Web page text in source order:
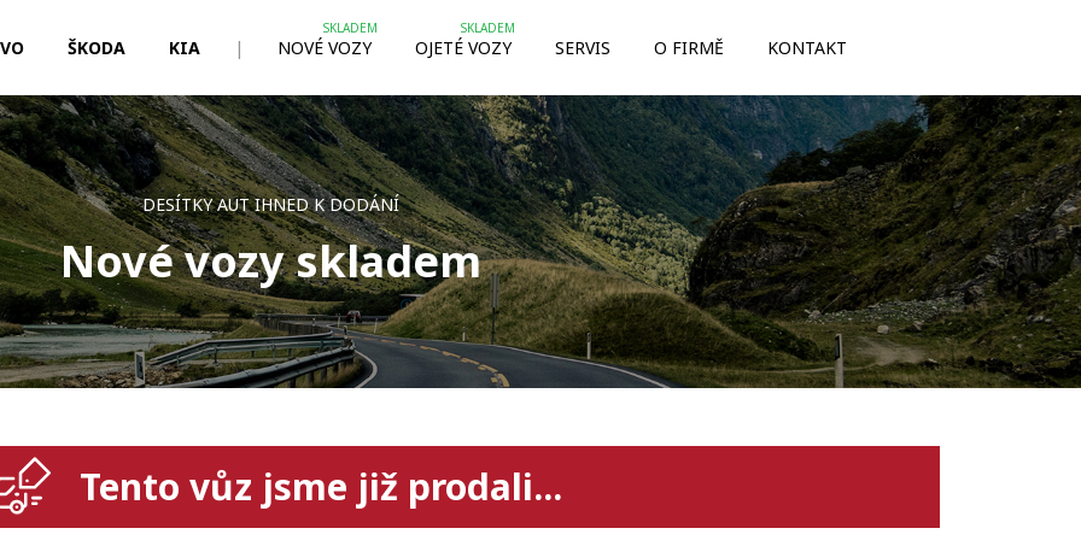
ŠKODA KIA | NOVÉ VOZY OJETÉ VOZY SERVIS O FIRMĚ KONTAKT
DESÍTKY AUT IHNED K DODÁNÍ
Nové vozy skladem
Tento vůz jsme již prodali...